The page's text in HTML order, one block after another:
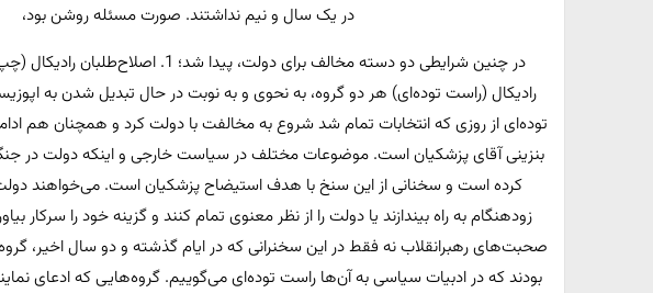
در یک سال و نیم نداشتند. صورت مسئله روشن بود،
رادیکال (راست توده‌ای) هر دو گروه، به نحوی و به نوبت در حال تبدیل شدن به
توده‌ای از روزی که انتخابات تمام شد شروع به مخالفت با دولت کرد و همچنان هم
کرده است و سخنانی از این سنخ با هدف استیضاح پزشکیان است. می‌خواهند دولت را
زودهنگام به راه بیندازند یا دولت را از نظر معنوی تمام کنند و گزینه خود را سرکار
صحبت‌های رهبرانقلاب نه فقط در این سخنرانی که در ایام گذشته و دو سال اخیر،
بودند که در ادبیات سیاسی به آن‌ها راست توده‌ای می‌گوییم. گروه‌هایی که ادعای